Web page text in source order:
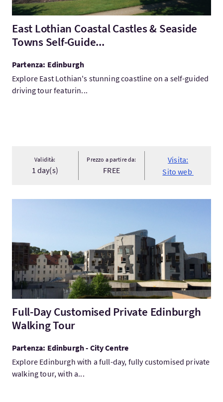
East Lothian Coastal Castles & Seaside
Towns Self-Guide...
Partenza: Edinburgh
Explore East Lothian's stunning coastline on a self-guided
driving tour featurin...
Validità:
1 day(s)
Prezzo a partire da:
FREE
Visita:
Sito web
Full-Day Customised Private Edinburgh
Walking Tour
Partenza: Edinburgh - City Centre
Explore Edinburgh with a full-day, fully customised private
walking tour, with a...